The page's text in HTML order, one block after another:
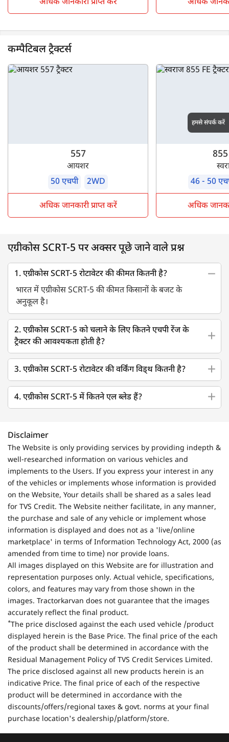
कम्पैटिबल ट्रैक्टर्स
557
आयशर
50 एचपी
2WD
अधिक जानकारी प्राप्त करें
46 - 50
अधिक
एग्रीकोस SCRT-5 पर अक्सर पूछे जाने वाले प्रश्न
1. एग्रीकोस SCRT-5 रोटावेटर की कीमत कितनी है?
भारत में एग्रीकोस SCRT-5 की कीमत किसानों के बजट के
अनुकूल है।
2. एग्रीकोस SCRT-5 को चलाने के लिए कितने एचपी रेंज के
ट्रैक्टर की आवश्यकता होती है?
3. एग्रीकोस SCRT-5 रोटावेटर की वर्किंग विड्थ कितनी है?
4. एग्रीकोस SCRT-5 में कितने एल ब्लेड हैं?
Disclaimer
The Website is only providing services by providing indepth &
well-researched information on various vehicles and
implements to the Users. If you express your interest in any
of the vehicles or implements whose information is provided
on the Website, Your details shall be shared as a sales lead
for TVS Credit. The Website neither facilitate, in any manner,
the purchase and sale of any vehicle or implement whose
information is displayed and does not as a 'live/online
marketplace' in terms of Information Technology Act, 2000 (as
amended from time to time) nor provide loans.
All images displayed on this Website are for illustration and
representation purposes only. Actual vehicle, specifications,
colors, and features may vary from those shown in the
images. Tractorkarvan does not guarantee that the images
accurately reflect the final product.
*The price disclosed against the each used vehicle /product
displayed herein is the Base Price. The final price of the each
of the product shall be determined in accordance with the
Residual Management Policy of TVS Credit Services Limited.
The price disclosed against all new products herein is an
indicative Price. The final price of each of the respective
product will be determined in accordance with the
discounts/offers/regional taxes & govt. norms at your final
purchase location's dealership/platform/store.
हमसे संपर्क करें